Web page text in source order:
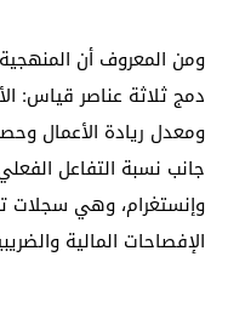
ومن المعروف أن
دمج ثلاثة عناصر قياس:
ومعدل ريادة الأعمال
جانب نسبة التفاعل
وإنستغرام، وهي سجلات
الإفصاحات المالية